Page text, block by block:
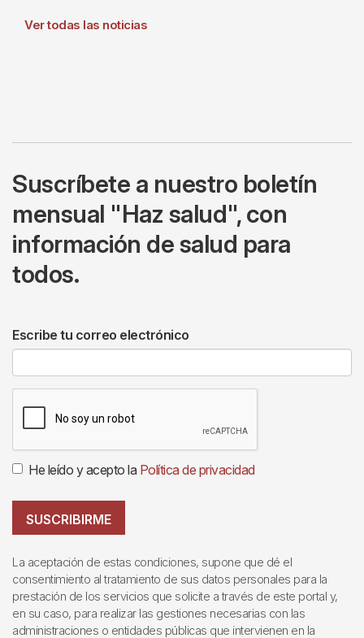
Ver todas las noticias
Suscríbete a nuestro boletín
mensual "Haz salud", con
información de salud para
todos.
Escribe tu correo electrónico
He leído y acepto la Política de privacidad
SUSCRIBIRME
La aceptación de estas condiciones, supone que dé el
consentimiento al tratamiento de sus datos personales para la
prestación de los servicios que solicite a través de este portal y,
en su caso, para realizar las gestiones necesarias con las
administraciones o entidades públicas que intervienen en la